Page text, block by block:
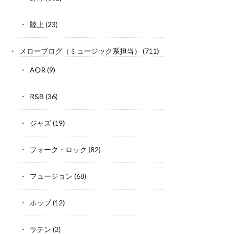
陸上 (23)
メローブログ（ミュージック系担当） (711)
AOR (9)
R&B (36)
ジャズ(19)
フォーク・ロック (82)
フュージョン (68)
ポップ(12)
ラテン (3)